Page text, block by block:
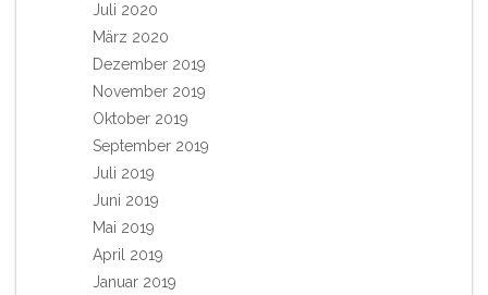
Juli 2020
März 2020
Dezember 2019
November 2019
Oktober 2019
September 2019
Juli 2019
Juni 2019
Mai 2019
April 2019
Januar 2019